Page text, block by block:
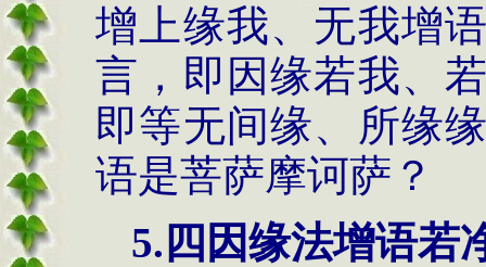
增上缘我、无我增
言，即因缘若我、
即等无间缘、所缘
语是菩萨摩诃萨？
5. 四因缘法增语若